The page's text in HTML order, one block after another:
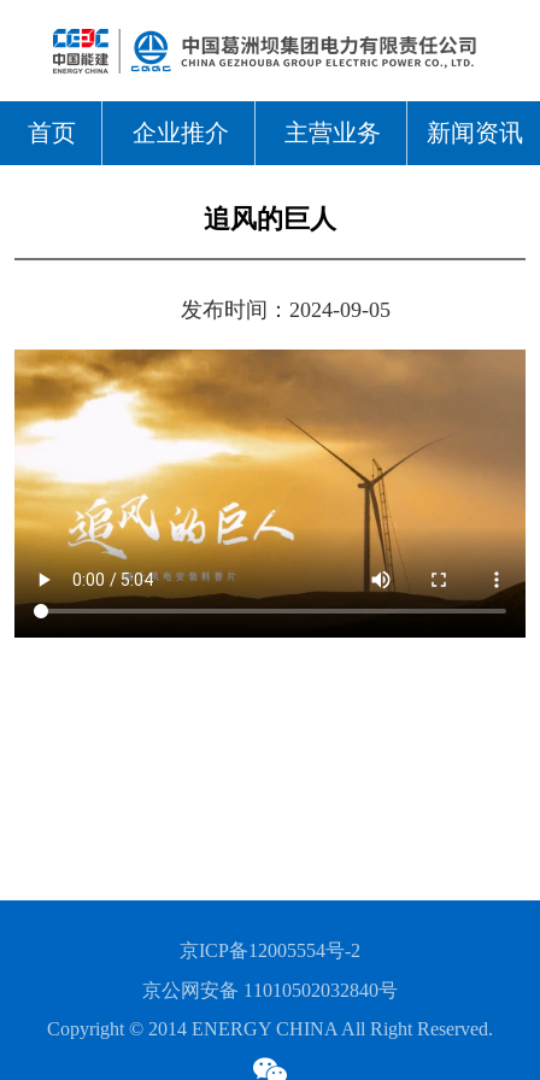
首页 企业推介 主营业务 新闻资讯
追风的巨人
发布时间：2024-09-05
京ICP备12005554号-2
京公网安备 11010502032840号
Copyright © 2014 ENERGY CHINA All Right Reserved.